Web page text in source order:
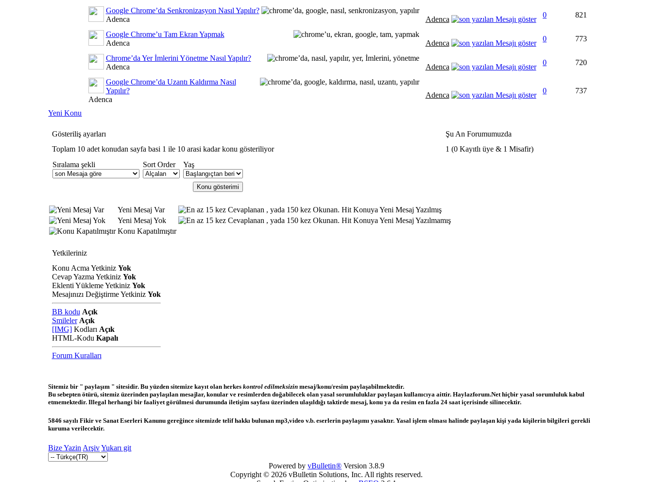
Google Chrome’da Senkronizasyon Nasıl Yapılır?
Adenca
Adenca
0 821
Google Chrome’u Tam Ekran Yapmak
Adenca
Adenca
0 773
Chrome’da Yer İmlerini Yönetme Nasıl Yapılır?
Adenca
Adenca
0 720
Google Chrome’da Uzantı Kaldırma Nasıl
Yapılır?
Adenca
Adenca
0 737
Yeni Konu
Gösteriliş ayarları
Şu An Forumumuzda
Toplam 10 adet konudan sayfa basi 1 ile 10 arasi kadar konu gösteriliyor
1 (0 Kayıtlı üye & 1 Misafir)
Sıralama şekli
Sort Order Yaş
Yeni Mesaj Var
Hit Konuya Yeni Mesaj Yazılmış
Yeni Mesaj Yok
Hit Konuya Yeni Mesaj Yazılmamış
Konu Kapatılmıştır
Yetkileriniz
Konu Acma Yetkiniz Yok
Cevap Yazma Yetkiniz Yok
Eklenti Yükleme Yetkiniz Yok
Mesajınızı Değiştirme Yetkiniz Yok
BB kodu Açık
Smileler Açık
[IMG]Kodları Açık
HTML-Kodu Kapalı
Forum Kuralları
Sitemiz bir " paylaşım " sitesidir. Bu yüzden sitemize kayıt olan herkeskontrol edilmeksizin mesaj/konu/resim paylaşabilmektedir.
Bu sebepten ötürü, sitemiz üzerinden paylaşılan mesajlar, konular ve resimlerden doğabilecek olan yasal sorumluluklar paylaşan kullanıcıya aittir. Haylazforum.Net hiçbir yasal sorumluluk kabul
etmemektedir. Illegal herhangi bir faaliyet görülmesi durumunda iletişim sayfası üzerinden ulaşıldığı taktirde mesaj, konu ya da resim en fazla 24 saat içerisinde silinecektir.
5846 sayılı Fikir ve Sanat Eserleri Kanunu gereğince sitemizde telif hakkı bulunan mp3,video v.b. eserlerin paylaşımı yasaktır. Yasal işlem olması halinde paylaşan kişi yada kişilerin bilgileri gerekli
kuruma verilecektir.
Bize Yazin Arşiv Yukarı git
Powered by vBulletin® Version 3.8.9
Copyright © 2026 vBulletin Solutions, Inc. All rights reserved.